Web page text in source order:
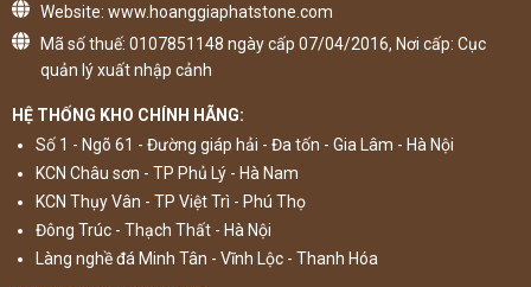
Website: www.hoanggiaphatstone.com
Mã số thuế: 0107851148 ngày cấp 07/04/2016, Nơi cấp: Cục
quản lý xuất nhập cảnh
HỆ THỐNG KHO CHÍNH HÃNG:
Số 1 - Ngõ 61 - Đường giáp hải - Đa tốn - Gia Lâm - Hà Nội
KCN Châu sơn - TP Phủ Lý - Hà Nam
KCN Thụy Vân - TP Việt Trì - Phú Thọ
Đông Trúc - Thạch Thất - Hà Nội
Làng nghề đá Minh Tân - Vĩnh Lộc - Thanh Hóa